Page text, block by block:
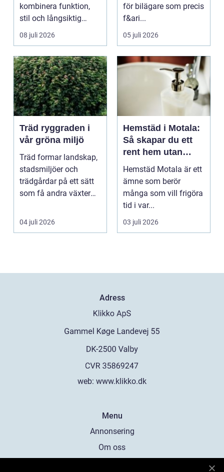
kombinera funktion,
stil och långsiktig
ekonomi i samma p...
08 juli 2026
för bilägare som precis
f&ari...
05 juli 2026
Träd ryggraden i
vår gröna miljö
Träd formar landskap,
stadsmiljöer och
trädgårdar på ett sätt
som få andra växter
04 juli 2026
Hemstäd i Motala:
Så skapar du ett
rent hem utan
stress
Hemstäd Motala är ett
ämne som berör
många som vill frigöra
tid i var...
03 juli 2026
Adress
web: www.klikko.dk
Menu
Annonsering
Om oss